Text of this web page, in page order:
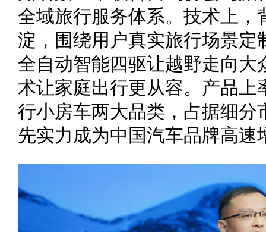
全域旅行服务体系。技术上
淀，围绕用户真实旅行场景定
全自动智能四驱让越野走向
术让家庭出行更从容。产品
行小房车两大品类，占据细
先实力成为中国汽车品牌高速